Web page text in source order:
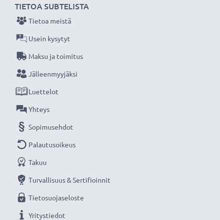
TIETOA SUBTELISTA
Tietoa meistä
Usein kysytyt
Maksu ja toimitus
Jälleenmyyjäksi
Luettelot
Yhteys
Sopimusehdot
Palautusoikeus
Takuu
Turvallisuus & Sertifioinnit
Tietosuojaseloste
Yritystiedot